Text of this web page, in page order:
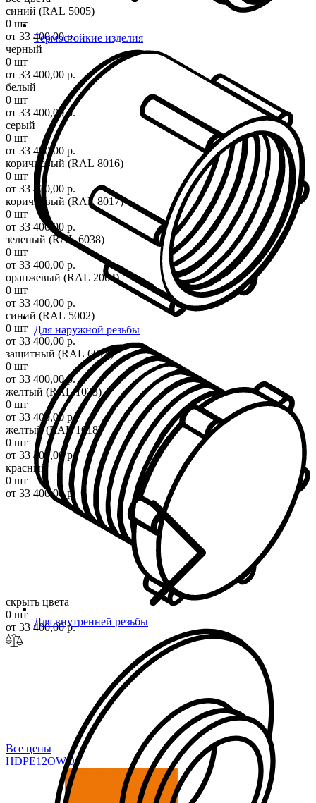
Термостойкие изделия
Для наружной резьбы
Для внутренней резьбы
синий (RAL 5005)
0 шт
от 33 400,00 р.
черный
0 шт
от 33 400,00 р.
белый
0 шт
от 33 400,00 р.
серый
0 шт
от 33 400,00 р.
коричневый (RAL 8016)
0 шт
от 33 400,00 р.
коричневый (RAL 8017)
0 шт
от 33 400,00 р.
зеленый (RAL 6038)
0 шт
от 33 400,00 р.
оранжевый (RAL 2004)
0 шт
от 33 400,00 р.
синий (RAL 5002)
0 шт
от 33 400,00 р.
защитный (RAL 6014)
0 шт
от 33 400,00 р.
желтый (RAL 1023)
0 шт
от 33 400,00 р.
желтый (RAL 1018)
0 шт
от 33 400,00 р.
красный
0 шт
от 33 400,00 р.
скрыть цвета
0 шт
от 33 400,00 р.
Все цены
HDPE12OWO